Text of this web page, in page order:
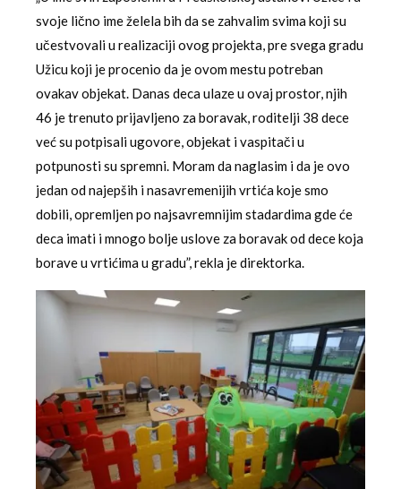
svoje lično ime želela bih da se zahvalim svima koji su
učestvovali u realizaciji ovog projekta, pre svega gradu
Užicu koji je procenio da je ovom mestu potreban
ovakav objekat. Danas deca ulaze u ovaj prostor, njih
46 je trenuto prijavljeno za boravak, roditelji 38 dece
već su potpisali ugovore, objekat i vaspitači u
potpunosti su spremni. Moram da naglasim i da je ovo
jedan od najepših i nasavremenijih vrtića koje smo
dobili, opremljen po najsavremnijim stadardima gde će
deca imati i mnogo bolje uslove za boravak od dece koja
borave u vrtićima u gradu”, rekla je direktorka.